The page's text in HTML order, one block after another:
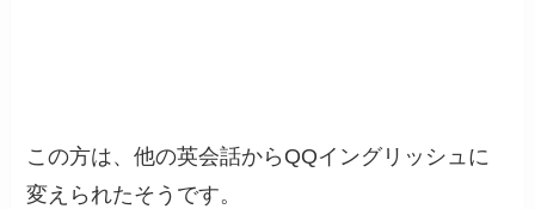
この方は、他の英会話からQQイングリッシュに
変えられたそうです。